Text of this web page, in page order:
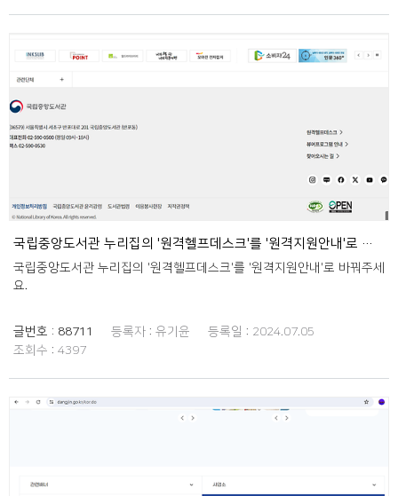
국립중앙도서관 누리집의 '원격헬프데스크'를 '원격지원안내'로 바꿔주세요.
국립중앙도서관 누리집의 '원격헬프데스크'를 '원격지원안내'로 바꿔주세
요.
글번호 : 88711 등록자 : 유기윤 등록일 : 2024.07.05
조회수 : 4397